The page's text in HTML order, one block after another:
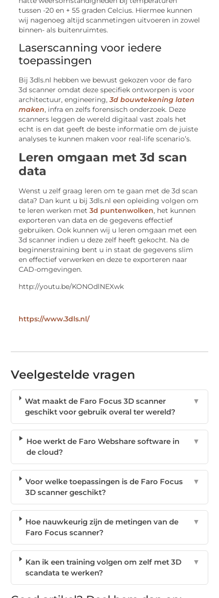
tussen -20 en + 55 graden Celcius. Hiermee kunnen
wij nagenoeg altijd scanmetingen uitvoeren in zowel
binnen- als buitenruimtes.
Laserscanning voor iedere
toepassingen
Bij 3dls.nl hebben we bewust gekozen voor de faro
3d scanner omdat deze specifiek ontworpen is voor
architectuur, engineering,3d bouwtekening laten
maken, infra en zelfs forensisch onderzoek. Deze
scanners leggen de wereld digitaal vast zoals het
echt is en dat geeft de beste informatie om de juiste
analyses te kunnen maken voor real-life scenario’s.
Leren omgaan met 3d scan
data
Wenst u zelf graag leren om te gaan met de 3d scan
data? Dan kunt u bij 3dls.nl een opleiding volgen om
te leren werken met3d puntenwolken, het kunnen
exporteren van data en de gegevens effectief
gebruiken. Ook kunnen wij u leren omgaan met een
3d scanner indien u deze zelf heeft gekocht. Na de
beginnerstraining bent u in staat de gegevens slim
en effectief verwerken en deze te exporteren naar
CAD-omgevingen.
http://youtu.be/KONOdlNEXwk
https://www.3dls.nl/
Veelgestelde vragen
Wat maakt de Faro Focus 3D scanner
geschikt voor gebruik overal ter wereld?
▼
Hoe werkt de Faro Webshare software in
de cloud?
▼
Voor welke toepassingen is de Faro Focus
3D scanner geschikt?
▼
Hoe nauwkeurig zijn de metingen van de
Faro Focus scanner?
▼
Kan ik een training volgen om zelf met 3D
scandata te werken?
▼